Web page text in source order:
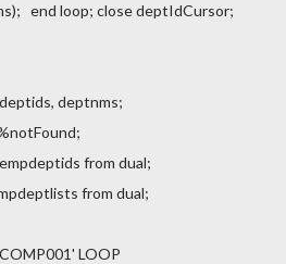
end loop; close deptIdCursor;
deptnms;
from dual;
from dual;
LOOP